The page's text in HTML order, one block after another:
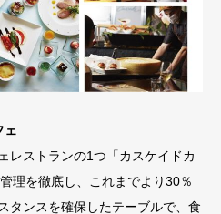
ェ
レストランの1つ「カスケイドカ
理を徹底し、これまでより30％
タンスを確保したテーブルで、食